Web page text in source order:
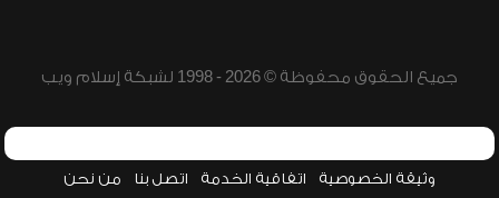
جميع الحقوق محفوظة © 2026 - 1998 لشبكة إسلام ويب
وثيقة الخصوصية اتفاقية الخدمة اتصل بنا من نحن